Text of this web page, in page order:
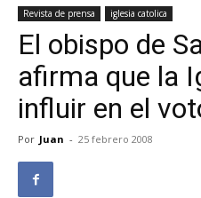
Revista de prensa iglesia catolica
El obispo de
afirma que la
influir en el
Por Juan - 25 febrero 2008